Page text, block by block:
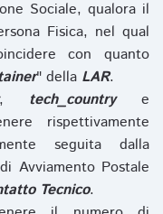
Sociale, qualora il
Fisica, nel qual
con quanto
" della LAR.
, tech_countrye
rispettivamente
seguita dalla
Avviamento Postale
Tecnico.